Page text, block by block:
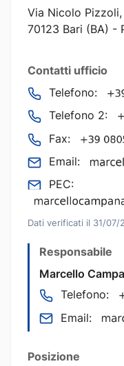
Via Nicolo
70123 Bari (BA) -
Contatti ufficio
Telefono:
Telefono 2:
Fax:
Email:
PEC:
Dati verificati il 31/07/
Responsabile
Marcello
Telefono:
Email:
Posizione